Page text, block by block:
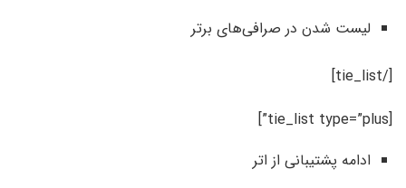
لیست شدن در صرافی‌های برتر
[/tie_list]
[tie_list type=”plus”]
ادامه پشتیبانی از اتر